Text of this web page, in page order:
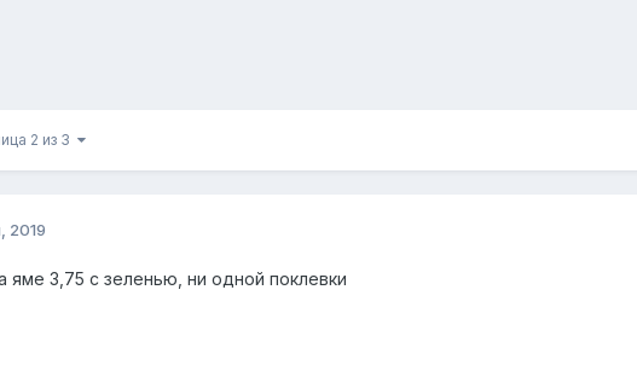
2 из 3
2019
яме 3,75 с зеленью, ни одной поклевки